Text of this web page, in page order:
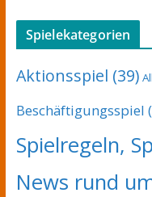
Spielekategorien
Aktionsspiel (39)
Beschäftigungsspiel
Spielregeln,
News rund